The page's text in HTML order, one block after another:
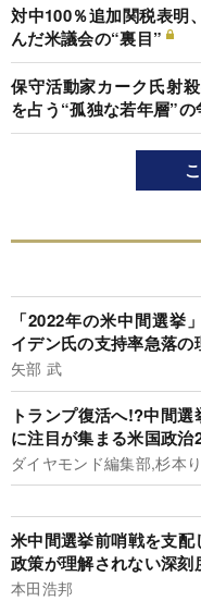
対中100％追加関税表明
んだ米議会の“裏目”
保守活動家カーク氏射
を占う“孤独な若年層”の
「2022年の米中間選挙
イデン氏の支持率急落の
矢部 武
トランプ復活へ!?中間選
に注目が集まる米国政治
ダイヤモンド編集部,杉本
米中間選挙前哨戦を支
政策が理解されない深刻
本田浩邦